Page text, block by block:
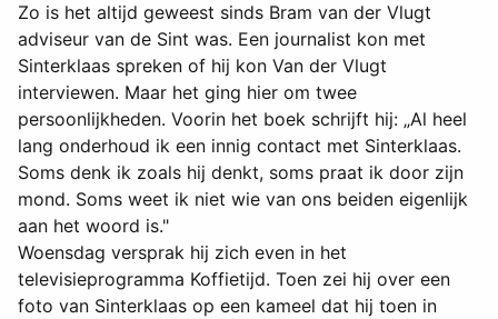
Zo is het altijd geweest sinds Bram van der Vlugt
adviseur van de Sint was. Een journalist kon met
Sinterklaas spreken of hij kon Van der Vlugt
interviewen. Maar het ging hier om twee
persoonlijkheden. Voorin het boek schrijft hij: „Al heel
lang onderhoud ik een innig contact met Sinterklaas.
Soms denk ik zoals hij denkt, soms praat ik door zijn
mond. Soms weet ik niet wie van ons beiden eigenlijk
aan het woord is."
Woensdag versprak hij zich even in het
televisieprogramma Koffietijd. Toen zei hij over een
foto van Sinterklaas op een kameel dat hij toen in